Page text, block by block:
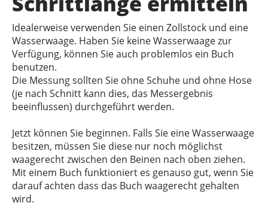
Idealerweise verwenden Sie einen Zollstock und eine
Wasserwaage. Haben Sie keine Wasserwaage zur
Verfügung, können Sie auch problemlos ein Buch
benutzen.
Die Messung sollten Sie ohne Schuhe und ohne Hose
(je nach Schnitt kann dies, das Messergebnis
beeinflussen) durchgeführt werden.
Jetzt können Sie beginnen. Falls Sie eine Wasserwaage
besitzen, müssen Sie diese nur noch möglichst
waagerecht zwischen den Beinen nach oben ziehen.
Mit einem Buch funktioniert es genauso gut, wenn Sie
darauf achten dass das Buch waagerecht gehalten
wird.